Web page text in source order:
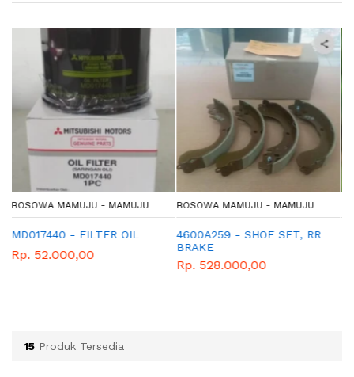
BOSOWA MAMUJU - MAMUJU
4600A259 - SHOE SET, RR
Rp. 528.000,00
BOSOWA MAMUJU - MAMUJU
ME004099 - FILTER OIL
Rp. 82.500,00
15 Produk Tersedia